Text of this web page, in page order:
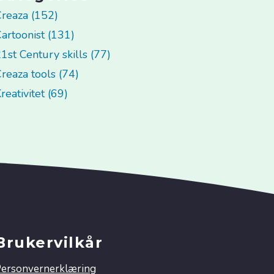
(152)
(131)
Century skills (77)
tools (74)
(69)